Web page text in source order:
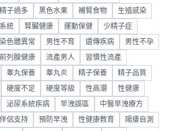
精子過多 黑色水果 補腎食物 生殖感染
統 腎臟健康 運動保健 少精子症
染色體異常 男性不育 遺傳疾病 男性不孕
前列腺健康 流產男人 習慣性流產
睾丸保養 睾丸炎 精子保養 精子品質
硬度不足 硬度等級 性高潮 性健康
泌尿系統疾病 早洩誤區 中醫早洩療方
伴侶支持 預防早洩 性健康教育 陽痿自測